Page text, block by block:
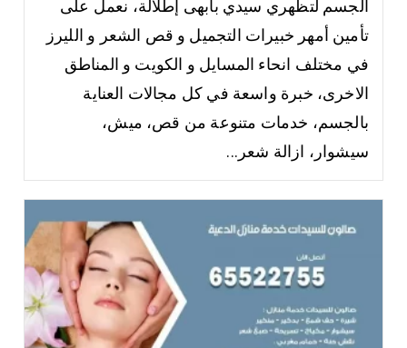
الجسم لتظهري سيدي بأبهى إطلالة، نعمل على
تأمين أمهر خبيرات التجميل و قص الشعر و الليرز
في مختلف انحاء المسايل و الكويت و المناطق
الاخرى، خبرة واسعة في كل مجالات العناية
بالجسم، خدمات متنوعة من قص، ميش،
سيشوار، ازالة شعر...